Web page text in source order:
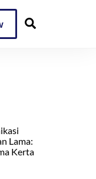
Lama:
Kerta